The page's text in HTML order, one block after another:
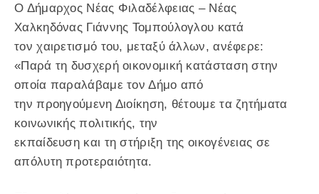
Ο Δήμαρχος Νέας Φιλαδέλφειας – Νέας
Χαλκηδόνας Γιάννης Τομπούλογλου κατά
τον χαιρετισμό του, μεταξύ άλλων, ανέφερε:
«Παρά τη δυσχερή οικονομική κατάσταση στην
οποία παραλάβαμε τον Δήμο από
την προηγούμενη Διοίκηση, θέτουμε τα ζητήματα
κοινωνικής πολιτικής, την
εκπαίδευση και τη στήριξη της οικογένειας σε
απόλυτη προτεραιότητα.